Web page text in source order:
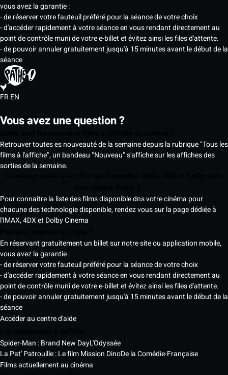
vous avez la garantie :
- de réserver votre fauteuil préféré pour la séance de votre choix
- d'accéder rapidement à votre séance en vous rendant directement au
point de contrôle muni de votre e-billet et évitez ainsi les files d'attente.
- de pouvoir annuler gratuitement jusqu'à 15 minutes avant le début de la
séance
FREN
Vous avez une question ?
Retrouver toutes es nouveauté de la semaine depuis la rubrique "Tous les
films à l'affiche", un bandeau "Nouveau" s'affiche sur les affiches des
sorties de la semaine.
Pour connaitre la liste des films disponible dns votre cinéma pour
chacune des technologie disponible, rendez vous sur la page dédiée à
l'IMAX, 4DX et Dolby Cinema
En réservant gratuitement un billet sur notre site ou application mobile,
vous avez la garantie :
- de réserver votre fauteuil préféré pour la séance de votre choix
- d'accéder rapidement à votre séance en vous rendant directement au
point de contrôle muni de votre e-billet et évitez ainsi les files d'attente.
- de pouvoir annuler gratuitement jusqu'à 15 minutes avant le début de la
séance
Accéder au centre d'aide
Spider-Man : Brand New DayL'Odyssée
La Pat' Patrouille : Le film Mission DinoDe la Comédie-Française
Films actuellement au cinéma